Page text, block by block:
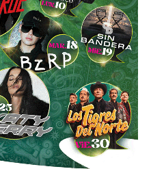
para quienes, durante
una resolución firme,
parcial o total sus
obligaciones alimentarias.
a quienes, teniendo
una obligación
en curso, ayuden al
figurar como titulares
actos jurídicos simulados